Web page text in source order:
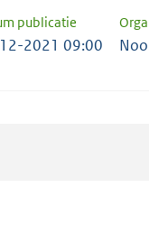
publicatie
2021 09:00